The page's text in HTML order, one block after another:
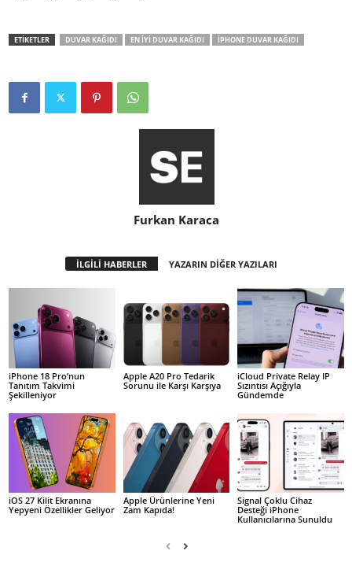
ETİKETLER DUVAR KAĞIDI EN İYI DUVAR KAĞIDI IPHONE DUVAR KAĞIDI
Furkan Karaca
İLGİLİ HABERLER YAZARIN DİĞER YAZILARI
iPhone 18 Pro’nun
Tanıtım Takvimi
Şekilleniyor
Apple A20 Pro Tedarik
Sorunu ile Karşı Karşıya
iCloud Private Relay IP
Sızıntısı Açığıyla
Gündemde
iOS 27 Kilit Ekranına
Yepyeni Özellikler Geliyor
Apple Ürünlerine Yeni
Zam Kapıda!
Signal Çoklu Cihaz
Desteği iPhone
Kullanıcılarına Sunuldu